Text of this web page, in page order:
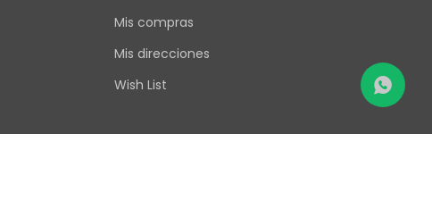
Mis compras
Mis direcciones
Wish List